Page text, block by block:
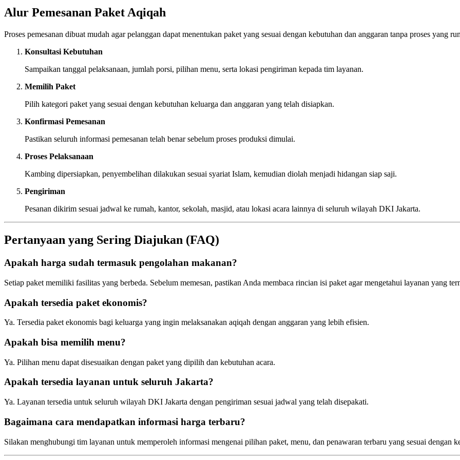
Alur Pemesanan Paket Aqiqah
Proses pemesanan dibuat mudah agar pelanggan dapat menentukan paket yang sesuai dengan kebutuhan dan anggaran tanpa proses yang
Konsultasi Kebutuhan
Sampaikan tanggal pelaksanaan, jumlah porsi, pilihan menu, serta lokasi pengiriman kepada tim layanan.
Memilih Paket
Pilih kategori paket yang sesuai dengan kebutuhan keluarga dan anggaran yang telah disiapkan.
Konfirmasi Pemesanan
Pastikan seluruh informasi pemesanan telah benar sebelum proses produksi dimulai.
Proses Pelaksanaan
Kambing dipersiapkan, penyembelihan dilakukan sesuai syariat Islam, kemudian diolah menjadi hidangan siap saji.
Pengiriman
Pesanan dikirim sesuai jadwal ke rumah, kantor, sekolah, masjid, atau lokasi acara lainnya di seluruh wilayah DKI Jakarta.
Pertanyaan yang Sering Diajukan (FAQ)
Apakah harga sudah termasuk pengolahan makanan?
Setiap paket memiliki fasilitas yang berbeda. Sebelum memesan, pastikan Anda membaca rincian isi paket agar mengetahui layanan yang
Apakah tersedia paket ekonomis?
Ya. Tersedia paket ekonomis bagi keluarga yang ingin melaksanakan aqiqah dengan anggaran yang lebih efisien.
Apakah bisa memilih menu?
Ya. Pilihan menu dapat disesuaikan dengan paket yang dipilih dan kebutuhan acara.
Apakah tersedia layanan untuk seluruh Jakarta?
Ya. Layanan tersedia untuk seluruh wilayah DKI Jakarta dengan pengiriman sesuai jadwal yang telah disepakati.
Bagaimana cara mendapatkan informasi harga terbaru?
Silakan menghubungi tim layanan untuk memperoleh informasi mengenai pilihan paket, menu, dan penawaran terbaru yang sesuai dengan